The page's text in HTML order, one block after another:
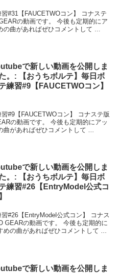
#31【FAUCETWOコン】 コナステ
の動画です。 今後も定期的にア
曲があればぜひコメントして ...
で新しい動画を公開しま
。: 【おうちボルテ】毎日ボ
練習#9【FAUCETWOコン】
#9【FAUCETWOコン】 コナステ版
の動画です。 今後も定期的にアッ
があればぜひコメントして ...
で新しい動画を公開しま
。: 【おうちボルテ】毎日ボ
練習#26【EntryModel公式コ
習#26【EntryModel公式コン】 コナス
GEARの動画です。 今後も定期的に
めの曲があればぜひコメントして ...
で新しい動画を公開しま